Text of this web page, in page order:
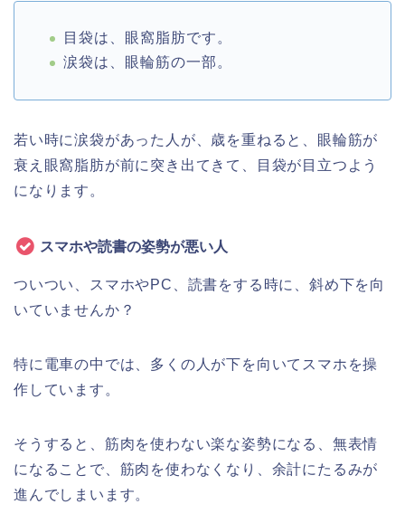
目袋は、眼窩脂肪です。
涙袋は、眼輪筋の一部。
若い時に涙袋があった人が、歳を重ねると、眼輪筋が
衰え眼窩脂肪が前に突き出てきて、目袋が目立つよう
になります。
スマホや読書の姿勢が悪い人
ついつい、スマホやPC、読書をする時に、斜め下を向
いていませんか？
特に電車の中では、多くの人が下を向いてスマホを操
作しています。
そうすると、筋肉を使わない楽な姿勢になる、無表情
になることで、筋肉を使わなくなり、余計にたるみが
進んでしまいます。